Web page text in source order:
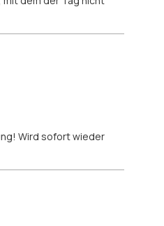
Wird sofort wieder